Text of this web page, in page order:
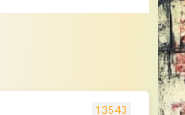
13543